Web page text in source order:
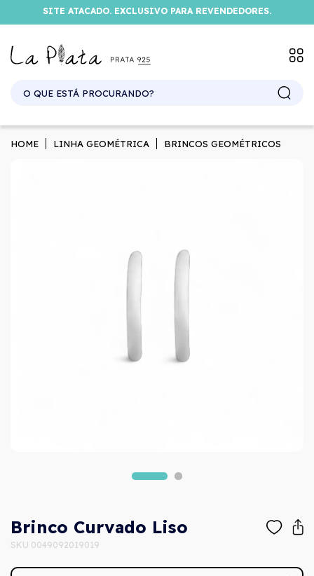
SITE ATACADO. EXCLUSIVO PARA REVENDEDORES.
HOME LINHA GEOMÉTRICA BRINCOS GEOMÉTRICOS
Brinco Curvado Liso
SKU 0049092019019